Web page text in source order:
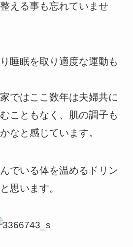
える事も忘れていませ
睡眠を取り適度な運動も
ではここ数年は夫婦共に
こともなく、肌の調子も
なと感じています。
でいる体を温めるドリン
思います。